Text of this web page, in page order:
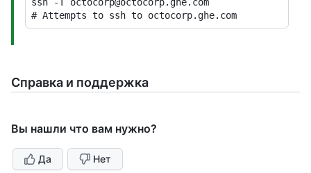
# Attempts to ssh to octocorp.ghe.com
Справка и поддержка
Вы нашли что вам нужно?
Да Нет